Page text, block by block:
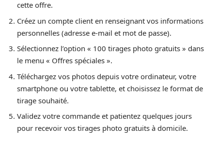
cette offre.
Créez un compte client en renseignant vos informations
personnelles (adresse e-mail et mot de passe).
Sélectionnez l’option « 100 tirages photo gratuits » dans
le menu « Offres spéciales ».
Téléchargez vos photos depuis votre ordinateur, votre
smartphone ou votre tablette, et choisissez le format de
tirage souhaité.
Validez votre commande et patientez quelques jours
pour recevoir vos tirages photo gratuits à domicile.